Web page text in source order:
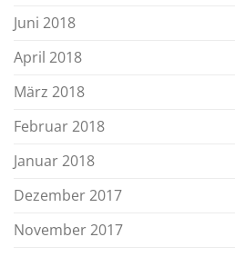
Juni 2018
April 2018
März 2018
Februar 2018
Januar 2018
Dezember 2017
November 2017